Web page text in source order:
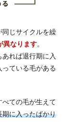
同じサイクルを繰
異なります。
れば退行期に入
ている毛がある
ての毛が生えて
期に入ったばかり